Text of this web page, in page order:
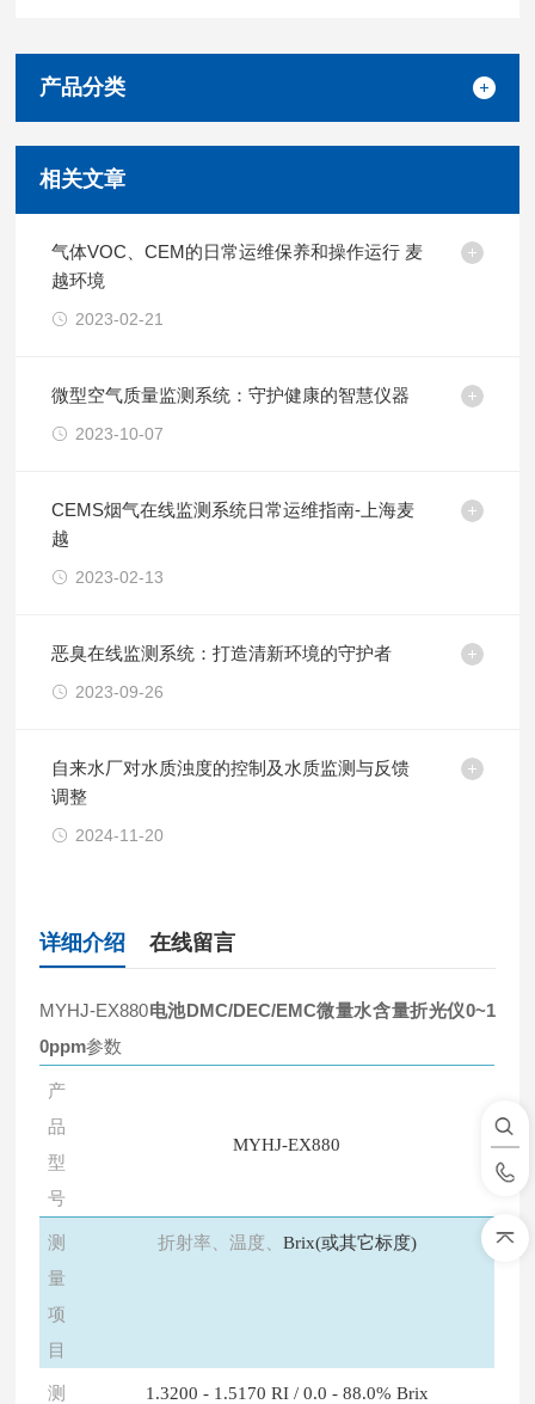
产品分类
相关文章
气体VOC、CEM的日常运维保养和操作运行 麦
越环境
2023-02-21
微型空气质量监测系统：守护健康的智慧仪器
2023-10-07
CEMS烟气在线监测系统日常运维指南-上海麦
越
2023-02-13
恶臭在线监测系统：打造清新环境的守护者
2023-09-26
自来水厂对水质浊度的控制及水质监测与反馈
调整
2024-11-20
详细介绍 在线留言
MYHJ-EX880电池DMC/DEC/EMC微量水含量折光仪0~1
0ppm参数
产
品
型
号
MYHJ-EX880
测
量
项
目
折射率、温度、 Brix(或其它标度)
测
1.3200 - 1.5170 RI / 0.0 - 88.0% Brix